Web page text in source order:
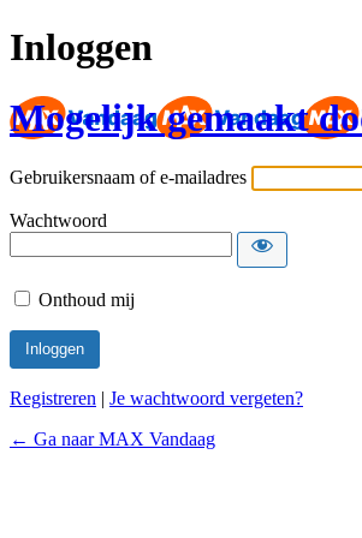
Inloggen
Mogelijk gemaakt
Gebruikersnaam of e-mailadres
Wachtwoord
Onthoud mij
Registreren | Je wachtwoord vergeten?
← Ga naar MAX Vandaag